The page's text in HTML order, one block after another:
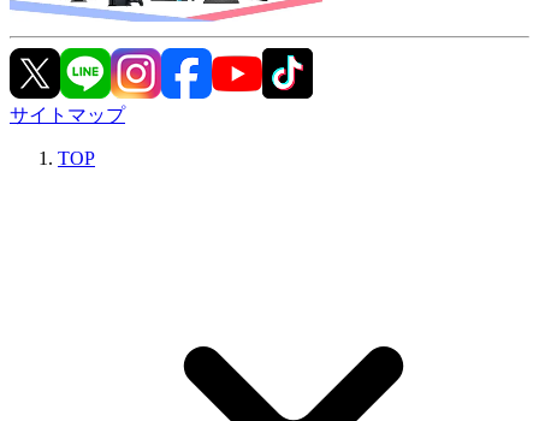
サイトマップ
TOP